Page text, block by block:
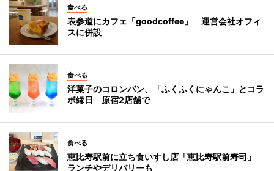
食べる
表参道にカフェ「goodcoffee」 運営会社オフィ
スに併設
食べる
洋菓子のコロンバン、「ふくふくにゃんこ」とコラ
ボ縁日 原宿2店舗で
食べる
恵比寿駅前に立ち食いすし店「恵比寿駅前寿司」
ランチやデリバリーも